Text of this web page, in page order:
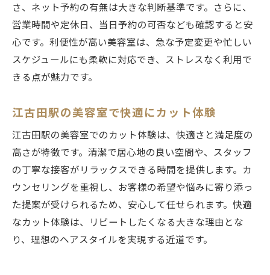
さ、ネット予約の有無は大きな判断基準です。さらに、
営業時間や定休日、当日予約の可否なども確認すると安
心です。利便性が高い美容室は、急な予定変更や忙しい
スケジュールにも柔軟に対応でき、ストレスなく利用で
きる点が魅力です。
江古田駅の美容室で快適にカット体験
江古田駅の美容室でのカット体験は、快適さと満足度の
高さが特徴です。清潔で居心地の良い空間や、スタッフ
の丁寧な接客がリラックスできる時間を提供します。カ
ウンセリングを重視し、お客様の希望や悩みに寄り添っ
た提案が受けられるため、安心して任せられます。快適
なカット体験は、リピートしたくなる大きな理由とな
り、理想のヘアスタイルを実現する近道です。